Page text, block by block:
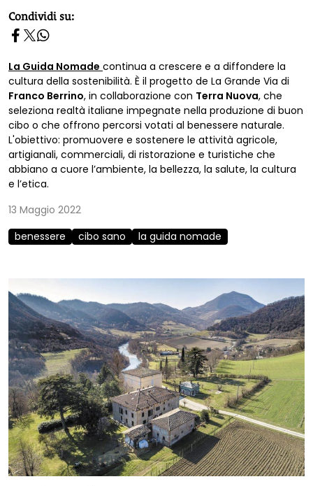
homepage h2
Condividi su:
La Guida Nomade continua a crescere e a diffondere la
cultura della sostenibilità. È il progetto de La Grande Via di
Franco Berrino, in collaborazione con Terra Nuova, che
seleziona realtà italiane impegnate nella produzione di buon
cibo o che offrono percorsi votati al benessere naturale.
L'obiettivo: promuovere e sostenere le attività agricole,
artigianali, commerciali, di ristorazione e turistiche che
abbiano a cuore l’ambiente, la bellezza, la salute, la cultura
e l’etica.
13 Maggio 2022
benessere
cibo sano la guida nomade